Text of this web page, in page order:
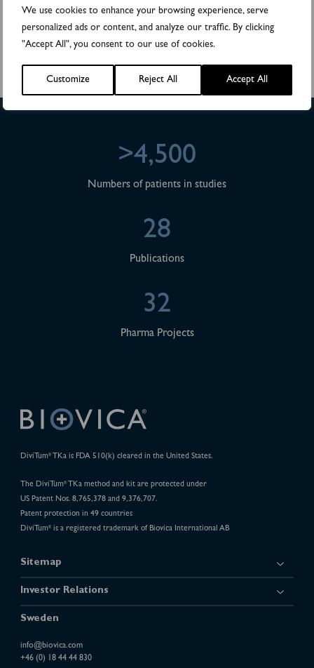
We use cookies to enhance your browsing experience, serve
personalized ads or content, and analyze our traffic. By clicking
"Accept All", you consent to our use of cookies.
Customize Reject All Accept All
information, besök: www.biovica.com
Bifogade filer
Valberedning för Biovica International AB inför årsstämman 2025
>4,500
Numbers of patients in studies
28
Publications
32
Pharma Projects
DiviTum® TKa is FDA 510(k) cleared in the United States.
The DiviTum®TKa method and kit are protected under
US Patent Nos. 8,765,378 and 9,376,707.
Patent protection in 49 countries
DiviTum®is a registered trademark of Biovica International AB
Sitemap
Investor Relations
Sweden
info@biovica.com
+46 (0) 18 44 44 830